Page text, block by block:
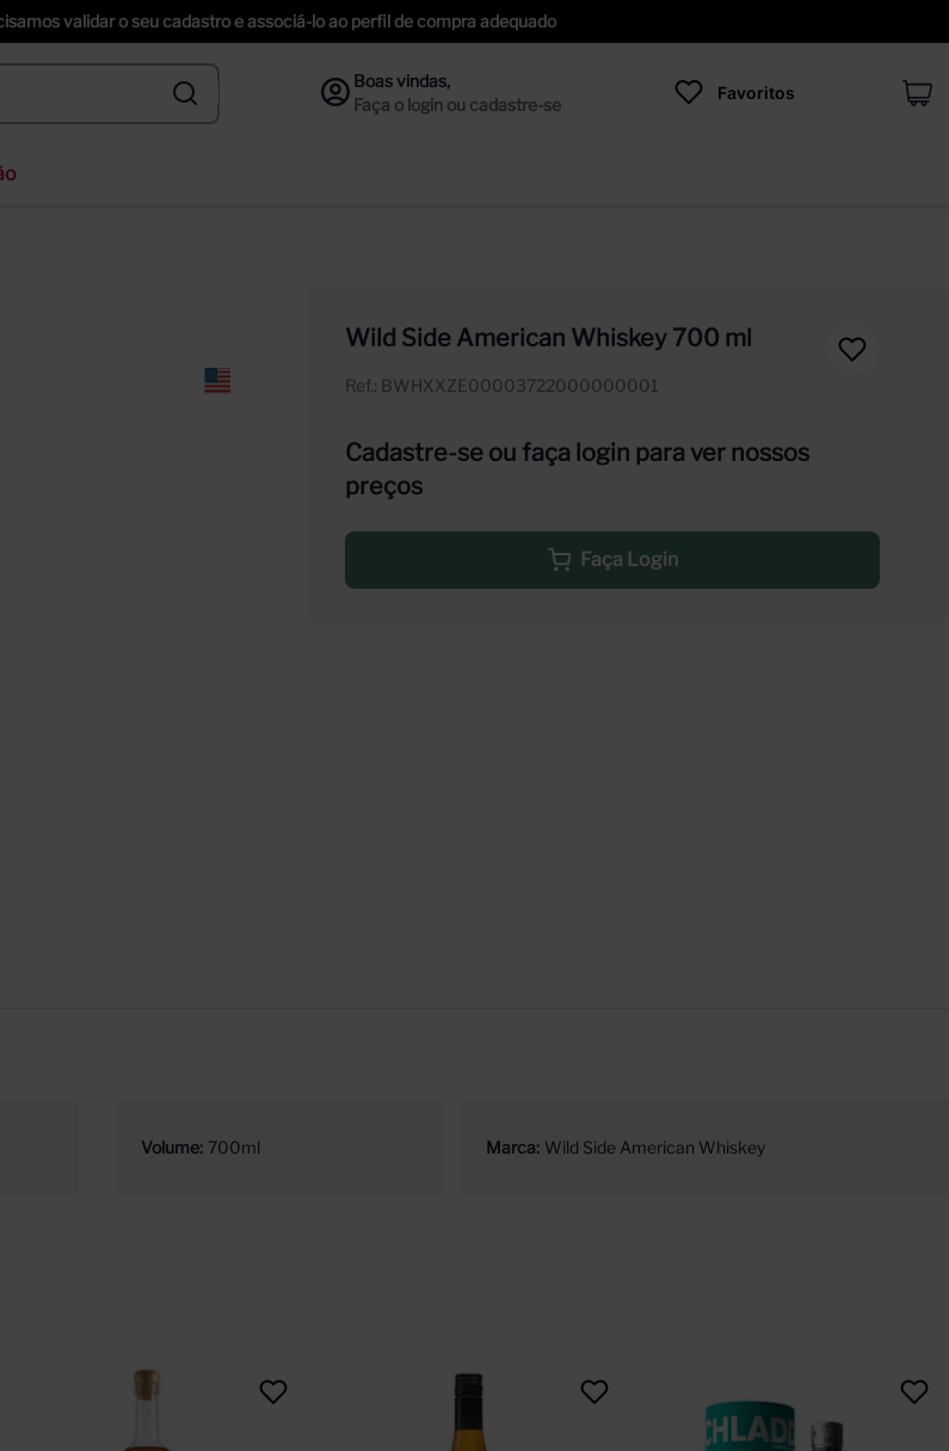
validar o seu cadastro e associá-lo ao perfil de compra adequado
Favoritos
Wild Side American Whiskey 700 ml
Ref. : BWHXXZE00003722000000001
Cadastre-se ou faça login para ver nossos
preços
Faça Login
Volume 700ml Marca Wild Side American Whiskey